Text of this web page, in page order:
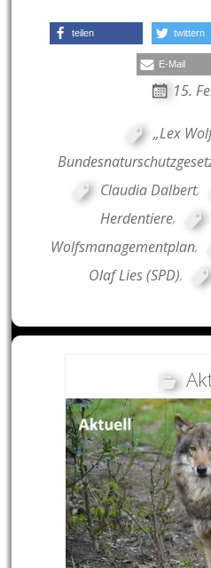
teilen twittern
E-Mail
15.
„Lex
Claudia Dalbert,
Herdentiere,
Wolfsmanagementplan,
Olaf Lies (SPD),